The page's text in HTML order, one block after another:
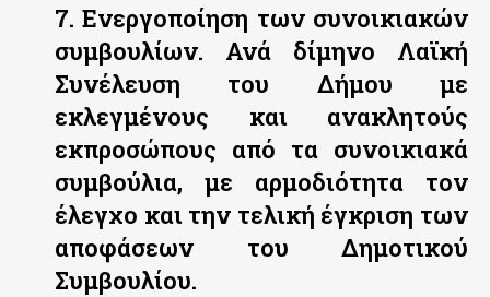
7. Ενεργοποίηση των συνοικιακών
συμβουλίων. Ανά δίμηνο Λαϊκή
Συνέλευση του Δήμου με
εκλεγμένους και ανακλητούς
εκπροσώπους από τα συνοικιακά
συμβούλια, με αρμοδιότητα τον
έλεγχο και την τελική έγκριση των
αποφάσεων του Δημοτικού
Συμβουλίου.